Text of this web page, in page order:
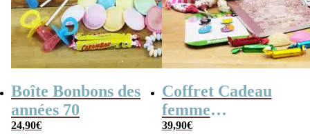
Boîte Bonbons des
années 70
24,90€
Coffret Cadeau
femme
« Génération 70 »
39,90€